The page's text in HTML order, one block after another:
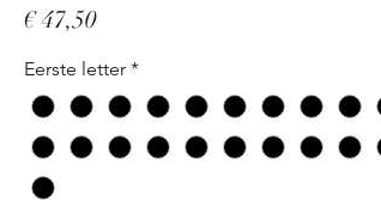
€ 47,50Prijs
Eerste letter *